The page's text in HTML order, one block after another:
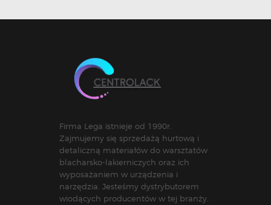
Firma Lega istnieje od 1990r.
Zajmujemy się sprzedażą hurtową i
detaliczną materiałów do warsztatów
blacharsko-lakierniczych oraz ich
wyposażaniem w urządzenia i
narzędzia. Jesteśmy dystrybutorem
wiodących producentów w tej branży.